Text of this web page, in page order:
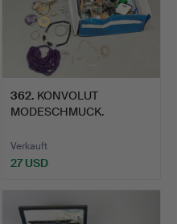
362. KONVOLUT
MODESCHMUCK.
Verkauft
27 USD